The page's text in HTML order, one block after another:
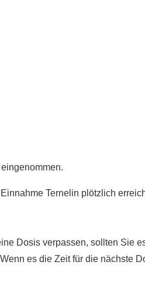
Ternelin plötzlich
Dosis verpassen, sollten Sie
es die Zeit für die nächste